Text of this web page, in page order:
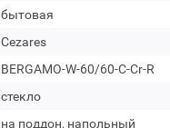
бытовая
Cezares
BERGAMO-W-60/60-C-Cr-R
стекло
на поддон, напольный